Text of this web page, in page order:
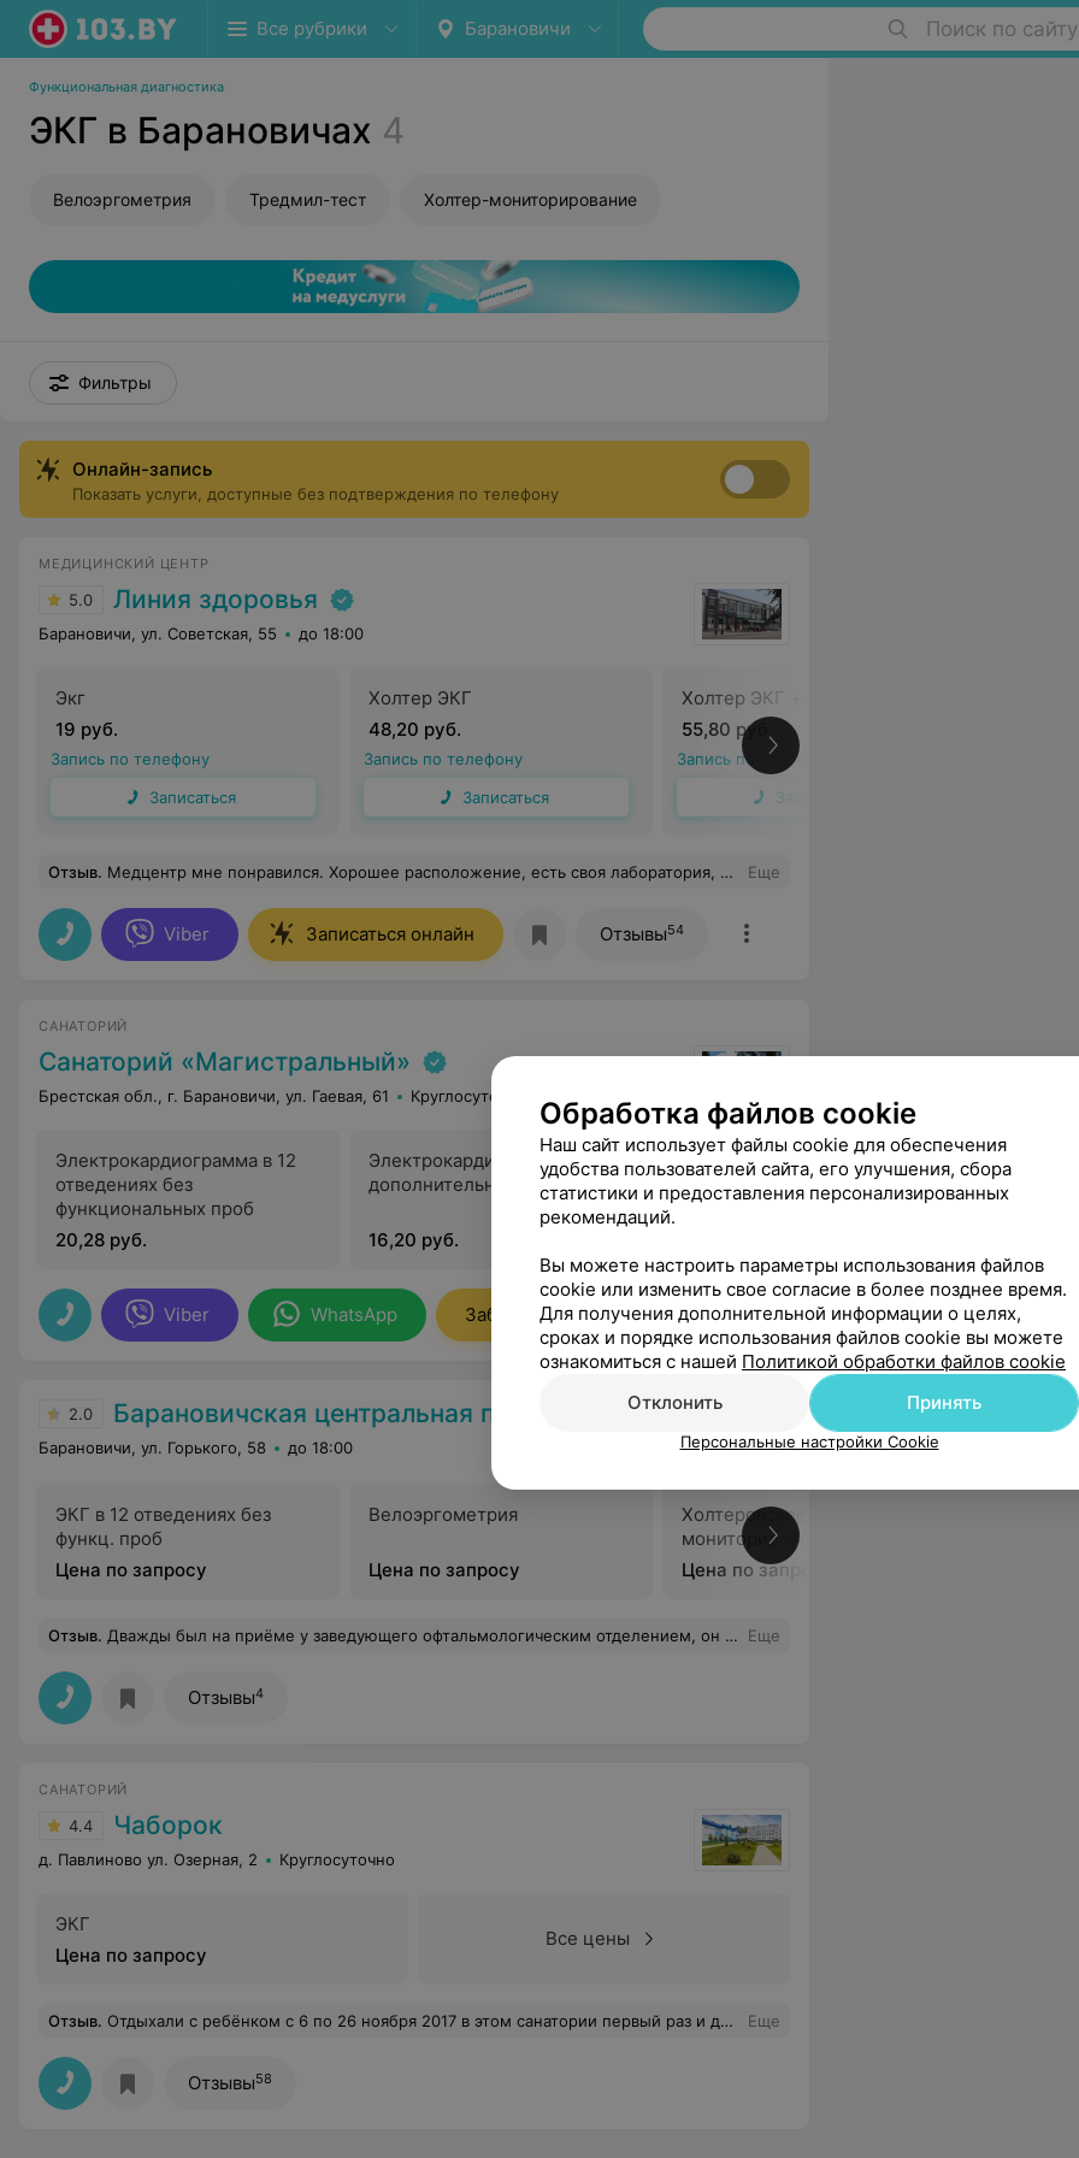
Все рубрики Барановичи Поиск по сайту
Функциональная диагностика
ЭКГ в Барановичах 4
Велоэргометрия Тредмил-тест Холтер-мониторирование
Фильтры
Онлайн-запись
Показать услуги, доступные без подтверждения по телефону
МЕДИЦИНСКИЙ ЦЕНТР
5.0 Линия здоровья
Барановичи, ул. Советская, 55 до 18:00
Экг
19 руб.
Запись по телефону
Записаться
Холтер ЭКГ
48,20 руб.
Запись по телефону
Записаться
Холтер ЭКГ + АД
55,80 руб.
Запись по телефону
Записаться
Отзыв. Медцентр мне понравился. Хорошее расположение, есть своя лаборатория, прекрасный сервис. Была на приеме у Ляшкевич Елены Валерьевны: замечательный специалист с большим опытом, очень добрая, внимательная и отзывчивая! Еще
Viber Записаться онлайн Отзывы54
САНАТОРИЙ
Санаторий «Магистральный»
Брестская обл., г. Барановичи, ул. Гаевая, 61 Круглосуточно
Электрокардиограмма в 12
отведениях без
функциональных проб
20,28 руб.
Электрокардиограмма в
дополнительных отведениях
16,20 руб.
Электрокардиографическое
исследование с непрерывной
суточной регистрацией
период свободной
активности пациента
(холтеровское
мониторирование)
стандартное
Viber WhatsApp Забронировать
2.0 Барановичская центральная поликлиника
Барановичи, ул. Горького, 58 до 18:00
ЭКГ в 12 отведениях без
функц. проб
Цена по запросу
Велоэргометрия
Цена по запросу
Холтеровское
мониторирование
Цена по запросу
Отзыв. Дважды был на приёме у заведующего офтальмологическим отделением, он так и не смог достать сорину из глаза. Сказал: идите в платную, там за деньги точно достанут. Еще
Отзывы4
САНАТОРИЙ
4.4 Чаборок
д. Павлиново ул. Озерная, 2 Круглосуточно
ЭКГ
Цена по запросу
Все цены
Отзыв. Отдыхали с ребёнком с 6 по 26 ноября 2017 в этом санатории первый раз и думаю что не последний. Всё просто супер. Медперсонал внимательный, отзывчивый .в столовой вкусная еда , в номерах чисто это конечно заслуга горничных.И вообще мы с ребёнком не хотели уезжать домой.Огромное спасибо всему персоналу. Еще
Отзывы58
Обработка файлов cookie
Наш сайт использует файлы cookie для обеспечения
удобства пользователей сайта, его улучшения, сбора
статистики и предоставления персонализированных
рекомендаций.
Вы можете настроить параметры использования файлов
cookie или изменить свое согласие в более позднее время.
Для получения дополнительной информации о целях,
сроках и порядке использования файлов cookie вы можете
ознакомиться с нашей Политикой обработки файлов cookie
Отклонить
Принять
Персональные настройки Cookie